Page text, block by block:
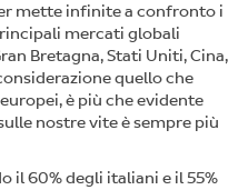
mette infinite a confronto i
mercati globali
Bretagna, Stati Uniti, Cina,
quello che
è più che evidente
nostre vite è sempre più
il 60% degli italiani e il 55%